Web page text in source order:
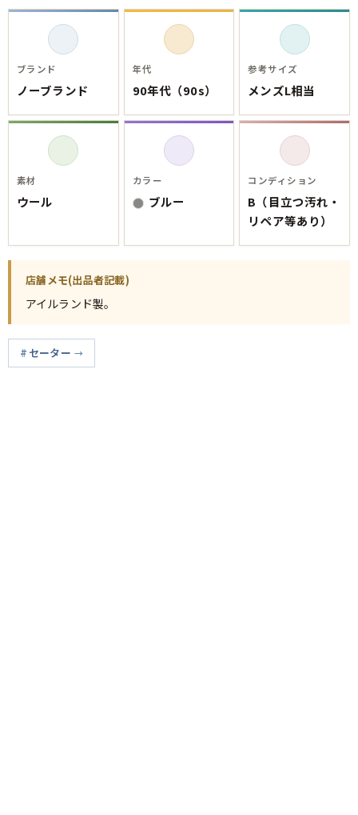
お客様の声
レビュー1万件突破
お気に入りリスト
会員登録
メルマガ登録
会社概要
店舗一覧
古着卸売
特定商取引法に基づく表示
プライバシーポリシー
ブランド
ノーブランド
年代
90年代（90s）
参考サイズ
メンズL相当
素材
ウール
カラー
ブルー
コンディション
B（目立つ汚れ・
リペア等あり）
店舗メモ(出品者記載)
アイルランド製。
セーター